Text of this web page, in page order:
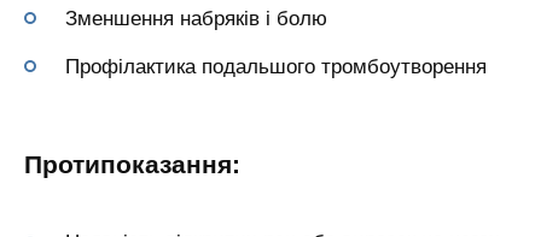
Зменшення набряків і болю
Профілактика подальшого тромбоутворення
Протипоказання: